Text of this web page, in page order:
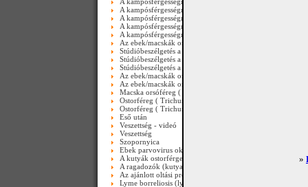
»
A kampósférgességről (Ancylostomosis) II. rész_video
A kampósférgességről (Ancylostomosis) II. rész
A kampósférgességről (Ancylostomosis) I. rész_video
A kampósférgességről (Ancylostomosis) I. rész
Az ebek/macskák orsóférgességéről III. rész - video
Stúdióbeszélgetés a veszettségről 2005-ben III. rész (
Stúdióbeszélgetés a veszettségről 2005-ben II. rész ( máig
Stúdióbeszélgetés a veszettségről 2005-ben I.rész ( máig
Az ebek/macskák orsóférgességéről ( II.rész ) - video
Az ebek/macskák orsóférgességéről ( I. rész ) - video
Macska orsóféreg ( Toxocara cati ) lárvája-videó
Ostorféreg ( Trichuris trichiura ) emberi vastagbélben-
Ostorféreg ( Trichuris trichiura ) endoszkóppal-videó
Eső után
Veszettség - videó
Veszettség
Szopornyica
Ebek parvovirus okozta bélgyulladása
A kutyák ostorférgessége
A ragadozók (kutya, macska) orsóférgességéről
Az ajánlott oltási programról
Lyme borreliosis (lyme-kór)